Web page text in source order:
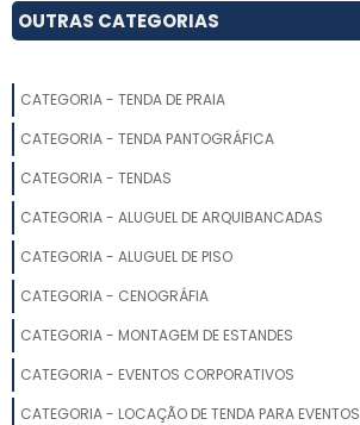
MONTAGEM DE ESTANDES
MONTAR STAND FEIRA
MONTADORA DE STANDS EM SP
FABRICANTES DE STANDS PARA FEIRAS
ESTANDES PARA FEIRAS E EVENTOS
OUTRAS CATEGORIAS
CATEGORIA - TENDA DE PRAIA
CATEGORIA - TENDA PANTOGRÁFICA
CATEGORIA - TENDAS
CATEGORIA - ALUGUEL DE ARQUIBANCADAS
CATEGORIA - ALUGUEL DE PISO
CATEGORIA - CENOGRÁFIA
CATEGORIA - MONTAGEM DE ESTANDES
CATEGORIA - EVENTOS CORPORATIVOS
CATEGORIA - LOCAÇÃO DE TENDA PARA EVENTOS